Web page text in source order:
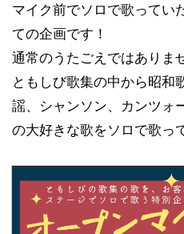
マイク前でソロで歌ってい
ての企画です！
通常のうたごえではありま
ともしび歌集の中から昭和
謡、シャンソン、カンツォ
の大好きな歌をソロで歌っ